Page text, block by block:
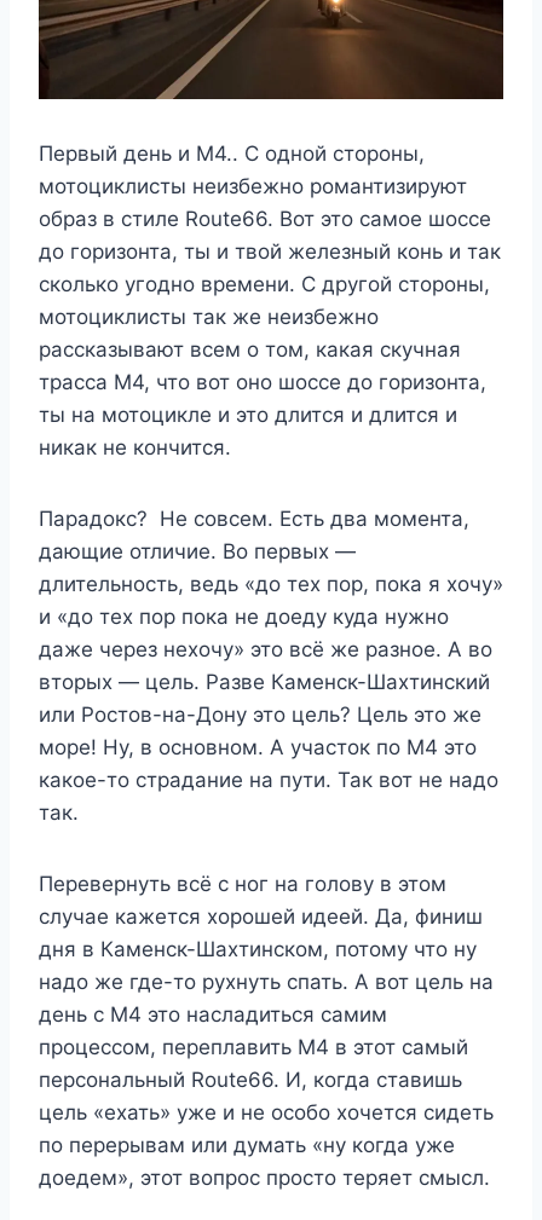
Первый день и М4.. С одной стороны,
мотоциклисты неизбежно романтизируют
образ в стиле Route66. Вот это самое шоссе
до горизонта, ты и твой железный конь и так
сколько угодно времени. С другой стороны,
мотоциклисты так же неизбежно
рассказывают всем о том, какая скучная
трасса М4, что вот оно шоссе до горизонта,
ты на мотоцикле и это длится и длится и
никак не кончится.
Парадокс? Не совсем. Есть два момента,
дающие отличие. Во первых —
длительность, ведь «до тех пор, пока я хочу»
и «до тех пор пока не доеду куда нужно
даже через нехочу» это всё же разное. А во
вторых — цель. Разве Каменск-Шахтинский
или Ростов-на-Дону это цель? Цель это же
море! Ну, в основном. А участок по М4 это
какое-то страдание на пути. Так вот не надо
так.
Перевернуть всё с ног на голову в этом
случае кажется хорошей идеей. Да, финиш
дня в Каменск-Шахтинском, потому что ну
надо же где-то рухнуть спать. А вот цель на
день с М4 это насладиться самим
процессом, переплавить М4 в этот самый
персональный Route66. И, когда ставишь
цель «ехать» уже и не особо хочется сидеть
по перерывам или думать «ну когда уже
доедем», этот вопрос просто теряет смысл.